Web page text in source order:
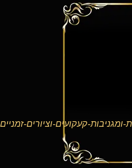
וציורים-זמניים-לבר-מצווה